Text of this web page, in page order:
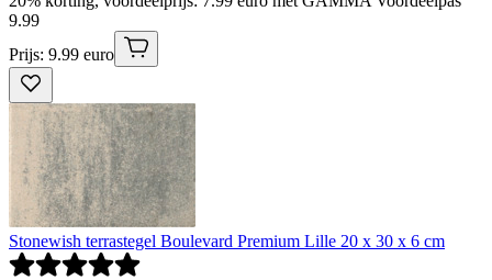
9.99
Prijs: 9.99 euro
Stonewish terrastegel Boulevard Premium Lille 20 x 30 x 6 cm